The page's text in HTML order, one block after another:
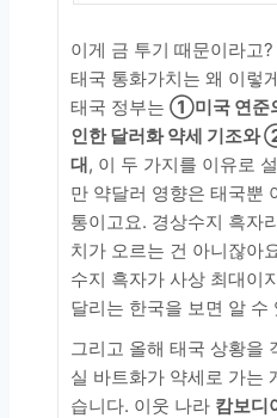
이게 금 투기 때문이라고?
태국 통화가치는 왜 이렇
태국 정부는 ①미국 연준
인한 달러화 약세 기조와
대 , 이 두 가지를 이유로
만 약달러 영향은 태국뿐
통이고요. 경상수지 흑자
치가 오르는 건 아니잖아
수지 흑자가 사상 최대이
달리는 한국을 보면 알 수
그리고 올해 태국 상황을
실 바트화가 약세로 가는
습니다. 이웃 나라 캄보디